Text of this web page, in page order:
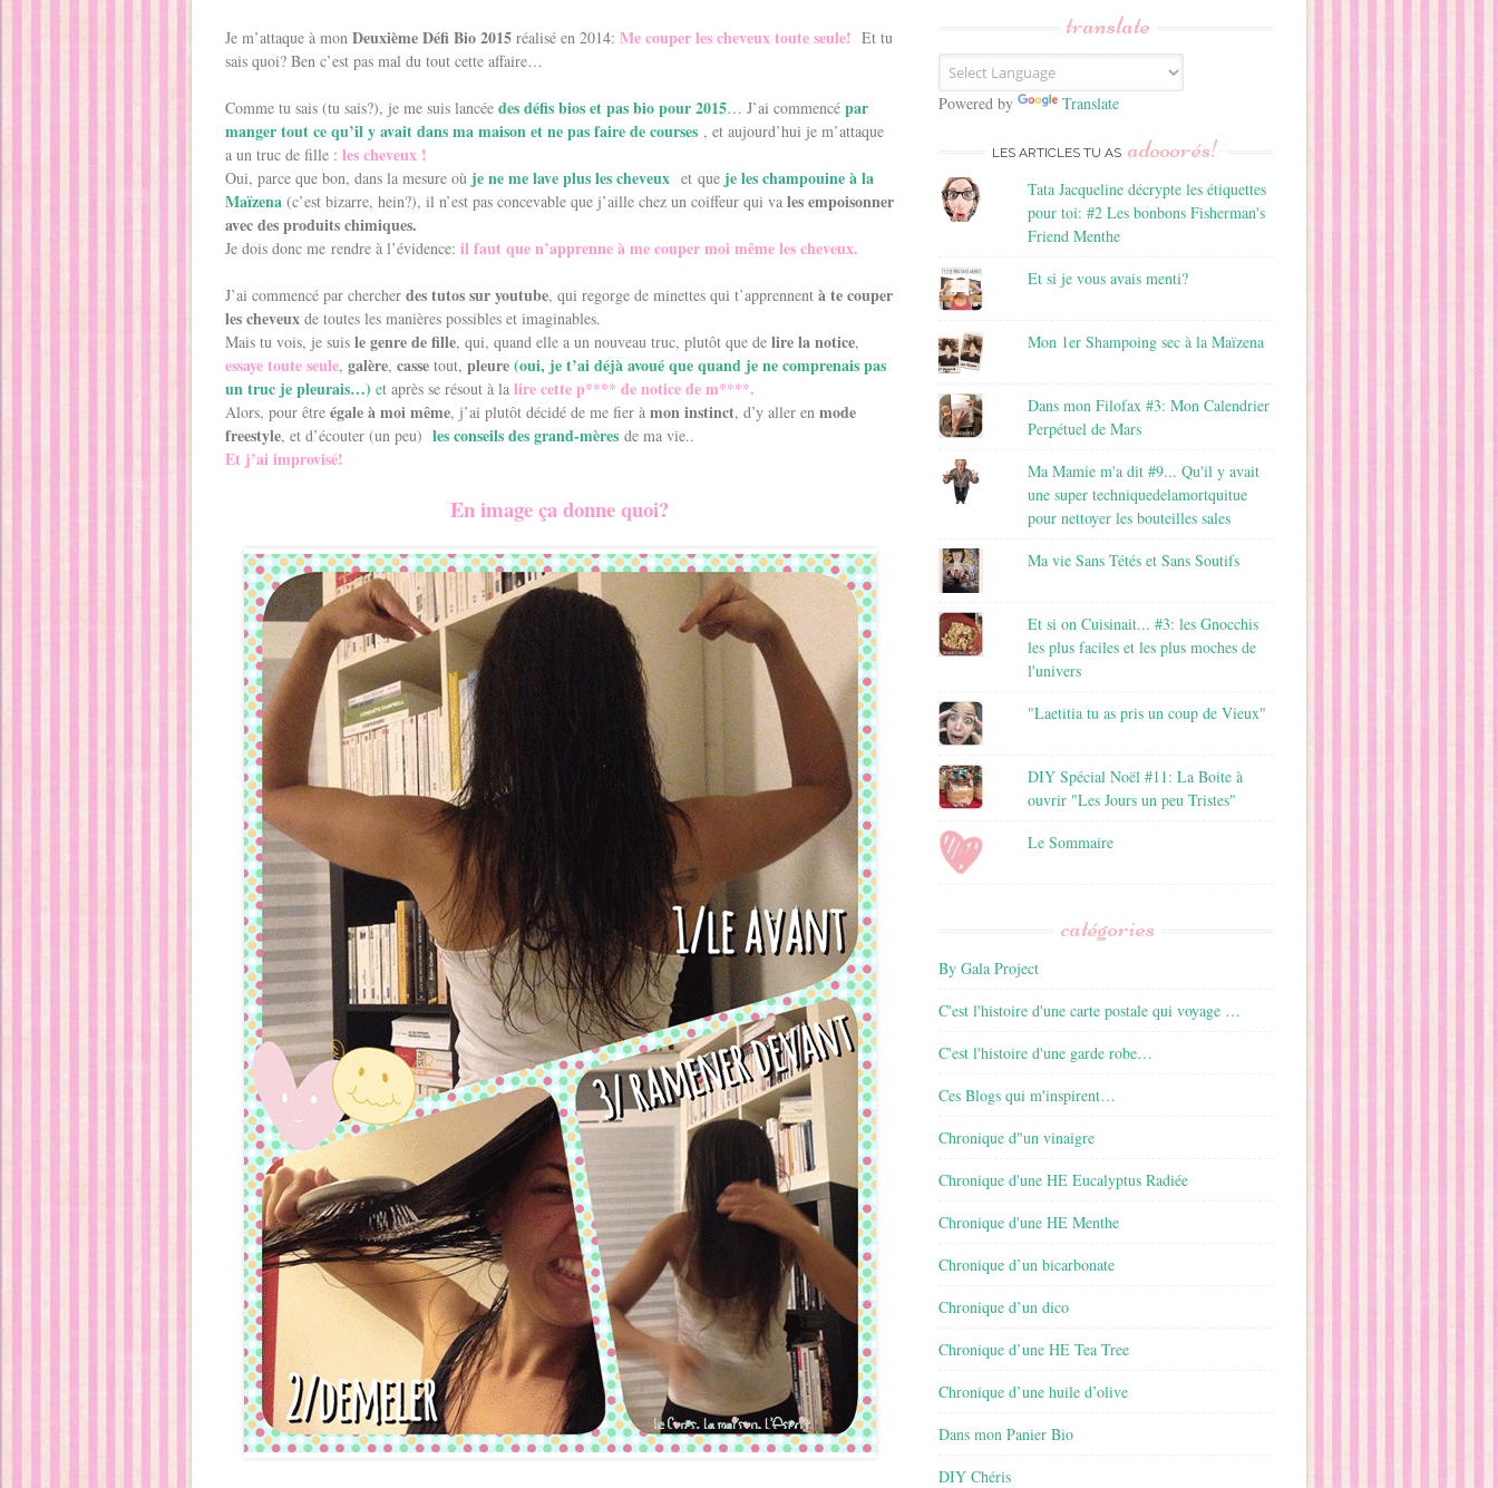
Je m’attaque à mon Deuxième Défi Bio 2015 réalisé en 2014: Me couper les cheveux toute seule! Et tu
sais quoi? Ben c’est pas mal du tout cette affaire…
Comme tu sais (tu sais?), je me suis lancée des défis bios et pas bio pour 2015… J’ai commencé par
manger tout ce qu’il y avait dans ma maison et ne pas faire de courses , et aujourd’hui je m’attaque
a un truc de fille : les cheveux !
Oui, parce que bon, dans la mesure où je ne me lave plus les cheveux et que je les champouine à la
Maïzena (c’est bizarre, hein?), il n’est pas concevable que j’aille chez un coiffeur qui va les empoisonner
avec des produits chimiques.
Je dois donc me rendre à l’évidence: il faut que n’apprenne à me couper moi même les cheveux.
J’ai commencé par chercher des tutos sur youtube, qui regorge de minettes qui t’apprennent à te couper
les cheveux de toutes les manières possibles et imaginables.
Mais tu vois, je suis le genre de fille, qui, quand elle a un nouveau truc, plutôt que de lire la notice,
essaye toute seule, galère, casse tout, pleure(oui, je t’ai déjà avoué que quand je ne comprenais pas
un truc je pleurais…) et après se résout à la lire cette p**** de notice de m****.
Alors, pour être égale à moi même, j’ai plutôt décidé de me fier à mon instinct, d’y aller en mode
freestyle, et d’écouter (un peu) les conseils des grand-mères de ma vie..
Et j’ai improvisé!
En image ça donne quoi?
E
m
a
translate
Powered by Translate
LES ARTICLES TU AS adooorés!
Tata Jacqueline décrypte les étiquettes
pour toi: #2 Les bonbons Fisherman's
Friend Menthe
Et si je vous avais menti?
Mon 1er Shampoing sec à la Maïzena
Dans mon Filofax #3: Mon Calendrier
Perpétuel de Mars
Ma Mamie m'a dit #9... Qu'il y avait
une super techniquedelamortquitue
pour nettoyer les bouteilles sales
Ma vie Sans Tétés et Sans Soutifs
Et si on Cuisinait... #3: les Gnocchis
les plus faciles et les plus moches de
l'univers
"Laetitia tu as pris un coup de Vieux"
DIY Spécial Noël #11: La Boite à
ouvrir "Les Jours un peu Tristes"
Le Sommaire
catégories
By Gala Project
C'est l'histoire d'une carte postale qui voyage …
C'est l'histoire d'une garde robe…
Ces Blogs qui m'inspirent…
Chronique d"un vinaigre
Chronique d'une HE Eucalyptus Radiée
Chronique d'une HE Menthe
Chronique d’un bicarbonate
Chronique d’un dico
Chronique d’une HE Tea Tree
Chronique d’une huile d’olive
Dans mon Panier Bio
DIY Chéris